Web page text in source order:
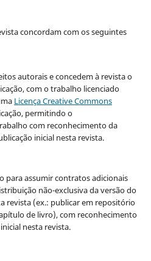
concordam com os seguintes
autorais e concedem à revista o
com o trabalho licenciado
Licença Creative Commons
permitindo o
com reconhecimento da
inicial nesta revista.
para assumir contratos adicionais
não-exclusiva da versão do
revista (ex.: publicar em repositório
de livro), com reconhecimento
nesta revista.